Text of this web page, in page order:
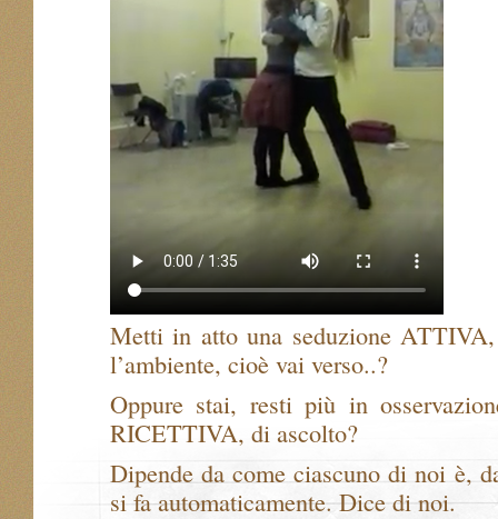
Metti in atto una seduzione
l’ambiente, cioè vai verso..?
Oppure stai, resti più in
RICETTIVA, di ascolto?
Dipende da come ciascuno di noi è,
si fa automaticamente. Dice di noi.